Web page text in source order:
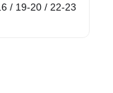
/ 19-20 / 22-23